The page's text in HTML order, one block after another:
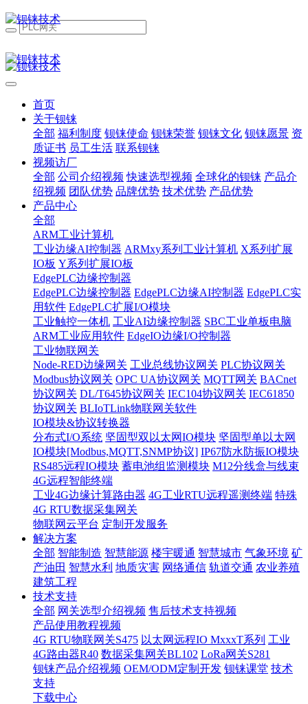
首页
关于钡铼
全部 福利制度 钡铼使命 钡铼荣誉 钡铼文化 钡铼愿景 资
质证书 员工生活 联系钡铼
视频访厂
全部 公司介绍视频 快速选型视频 全球化的钡铼 产品介
绍视频 团队优势 品牌优势 技术优势 产品优势
产品中心
全部
ARM工业计算机
工业边缘AI控制器 ARMxy系列工业计算机 X系列扩展
IO板 Y系列扩展IO板
EdgePLC边缘控制器
EdgePLC边缘控制器 EdgePLC边缘AI控制器 EdgePLC实
用软件 EdgePLC扩展I/O模块
工业触控一体机 工业AI边缘控制器 SBC工业单板电脑
ARM工业应用软件 EdgeIO边缘I/O控制器
工业物联网关
Node-RED边缘网关 工业总线协议网关 PLC协议网关
Modbus协议网关 OPC UA协议网关 MQTT网关 BACnet
协议网关 DL/T645协议网关 IEC104协议网关 IEC61850
协议网关 BLIoTLink物联网关软件
IO模块&协议转换器
分布式I/O系统 坚固型双以太网IO模块 坚固型单以太网
IO模块[Modbus,MQTT,SNMP协议] IP67防水防振IO模块
RS485远程IO模块 蓄电池组监测模块 M12分线盒与线束
4G远程智能终端
工业4G边缘计算路由器 4G工业RTU远程遥测终端 特殊
4G RTU数据采集网关
物联网云平台 定制开发服务
解决方案
全部 智能制造 智慧能源 楼宇暖通 智慧城市 气象环境 矿
产油田 智慧水利 地质灾害 网络通信 轨道交通 农业养殖
建筑工程
技术支持
全部 网关选型介绍视频 售后技术支持视频
产品使用教程视频
4G RTU物联网关S475 以太网远程IO MxxxT系列 工业
4G路由器R40 数据采集网关BL102 LoRa网关S281
钡铼产品介绍视频 OEM/ODM定制开发 钡铼课堂 技术
支持
下载中心